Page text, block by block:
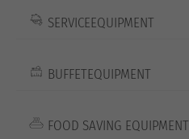
SERVICEEQUIPMENT
BUFFETEQUIPMENT
FOOD SAVING EQUIPMENT